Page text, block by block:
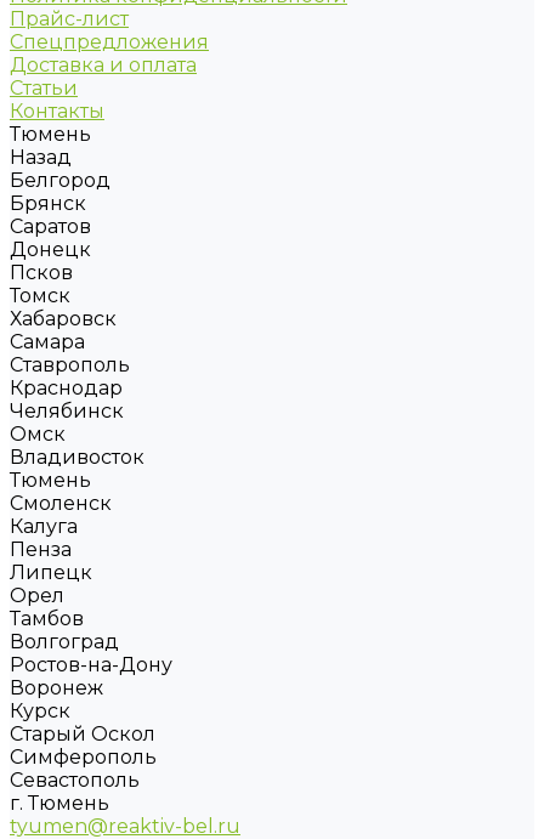
Прайс-лист
Спецпредложения
Доставка и оплата
Статьи
Контакты
Тюмень
Назад
Белгород
Брянск
Саратов
Донецк
Псков
Томск
Хабаровск
Самара
Ставрополь
Краснодар
Челябинск
Омск
Владивосток
Тюмень
Смоленск
Калуга
Пенза
Липецк
Орел
Тамбов
Волгоград
Ростов-на-Дону
Воронеж
Курск
Старый Оскол
Симферополь
Севастополь
г. Тюмень
tyumen@reaktiv-bel.ru